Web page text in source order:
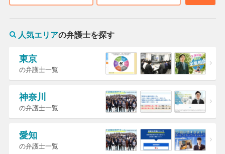
人気エリアの弁護士を探す
東京
の弁護士一覧
神奈川
の弁護士一覧
愛知
の弁護士一覧